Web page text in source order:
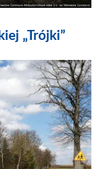
„Trójki”